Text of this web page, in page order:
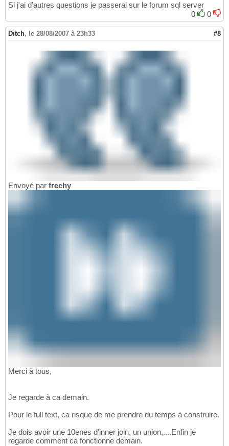
Si j'ai d'autres questions je passerai sur le forum sql server
0
0
Ditch, le 28/08/2007 à 23h33 #8
Envoyé par frechy
Merci à tous,
Je regarde à ca demain.
Pour le full text, ca risque de me prendre du temps à construire.
Je dois avoir une 10enes d'inner join, un union,....Enfin je
regarde comment ca fonctionne demain.